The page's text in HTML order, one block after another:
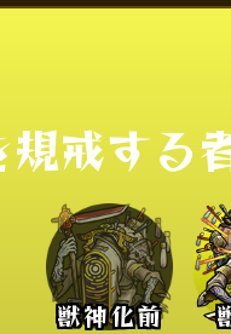
戒する
獣神化前